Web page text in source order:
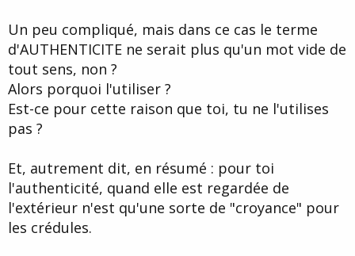
Un peu compliqué, mais dans ce cas le terme
d'AUTHENTICITE ne serait plus qu'un mot vide de
tout sens, non ?
Alors porquoi l'utiliser ?
Est-ce pour cette raison que toi, tu ne l'utilises
pas ?
Et, autrement dit, en résumé : pour toi
l'authenticité, quand elle est regardée de
l'extérieur n'est qu'une sorte de "croyance" pour
les crédules.